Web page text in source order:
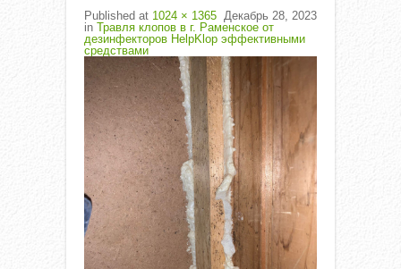
Published Декабрь 28, 2023
at 1024 × 1365
in Травля клопов в г. Раменское от
дезинфекторов HelpKlop эффективными
средствами